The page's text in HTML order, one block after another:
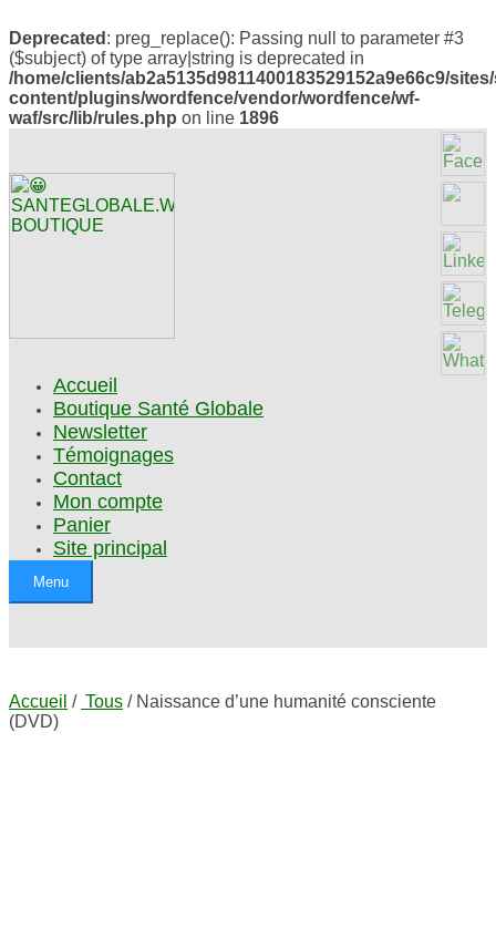
Deprecated : preg_replace(): Passing null to parameter #3
($subject) of type array|string is deprecated in
/home/clients/ab2a5135d9811400183529152a9e66c9/
content/plugins/wordfence/vendor/wordfence/wf-
waf/src/lib/rules.php on line 1896
Accueil
Boutique Santé Globale
Newsletter
Témoignages
Contact
Mon compte
Panier
Site principal
Menu
Accueil / Tous / Naissance d’une humanité consciente
(DVD)